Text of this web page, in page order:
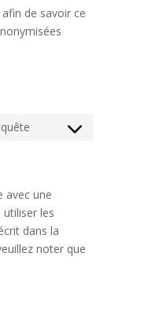
de savoir ce
Consent
divers
avec une
les
dans la
noter que